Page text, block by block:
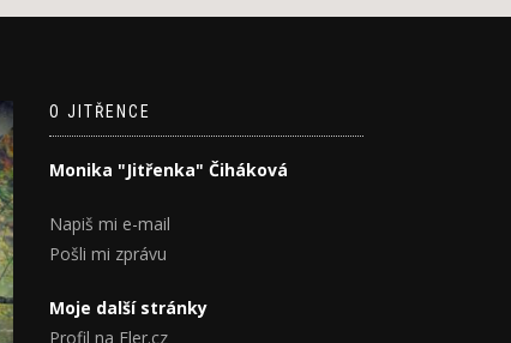
O JITŘENCE
Monika "Jitřenka" Čiháková
Napiš mi e-mail
Pošli mi zprávu
Moje další stránky
Profil na Fler.cz